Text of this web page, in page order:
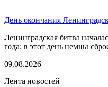
День окончания
Ленинградская битва
года: в этот день немцы
09.08.2026
Лента новостей